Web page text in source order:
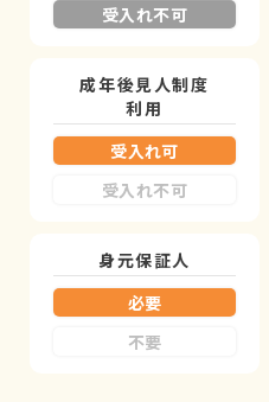
受入れ不可
成年後見人制度
利用
受入れ可
受入れ不可
身元保証人
必要
不要